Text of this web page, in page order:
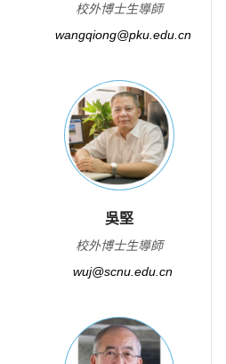
校外博士生導師
wangqiong@pku.edu.cn
吳堅
校外博士生導師
wuj@scnu.edu.cn